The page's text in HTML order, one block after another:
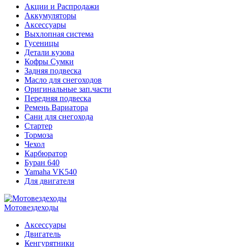
Акции и Распродажи
Аккумуляторы
Аксессуары
Выхлопная система
Гусеницы
Детали кузова
Кофры Сумки
Задняя подвеска
Масло для снегоходов
Оригинальные зап.части
Передняя подвеска
Ремень Вариатора
Сани для снегохода
Стартер
Тормоза
Чехол
Карбюратор
Буран 640
Yamaha VK540
Для двигателя
Мотовездеходы
Аксессуары
Двигатель
Кенгурятники